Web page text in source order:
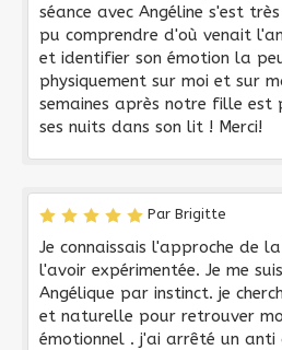
séance avec Angéline s'est
pu comprendre d'où venait
et identifier son émotion la
physiquement sur moi et sur
semaines après notre fille
ses nuits dans son lit ! Merci!
Par Brigitte
Je connaissais l'approche de
l'avoir expérimentée. Je me
Angélique par instinct. je
et naturelle pour retrouver
émotionnel . j'ai arrêté un anti